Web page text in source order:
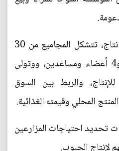
6 - إنشاء 450 مجموعة انتاج، تتشكل المجاميع من 30
مزارع، تنتخب لها رئيساً و4 أعضاء ومساعدين، ووتولى
والربط بين السوق
المحلي وقيمته الغذائية.
تحديد احتياجات المزارعين